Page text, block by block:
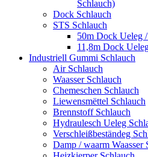
Schlauch)
Dock Schlauch
STS Schlauch
50m Dock Ueleg
11,8m Dock
Industriell Gummi Schlauch
Air Schlauch
Waasser Schlauch
Chemeschen Schlauch
Liewensmëttel Schlauch
Brennstoff Schlauch
Hydraulesch Ueleg
Verschleißbeständeg
Damp / waarm Waasser